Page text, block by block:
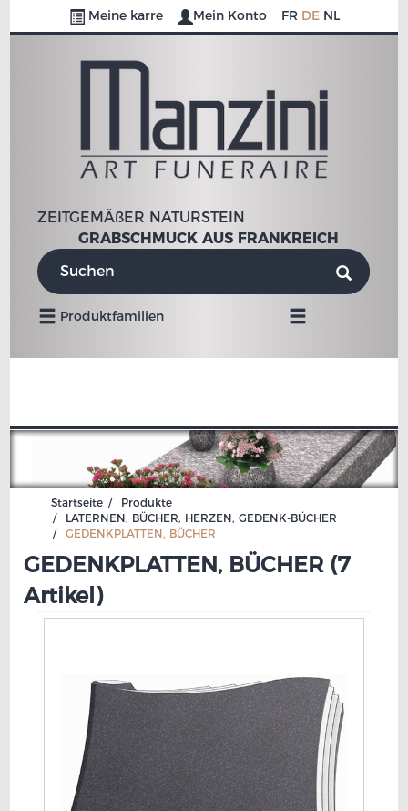
Meine karre Mein Konto FR DE NL
ZEITGEMÄßER NATURSTEIN
GRABSCHMUCK AUS FRANKREICH
Produktfamilien
Umschalten
Navigation
Startseite
Produkte
LATERNEN, BÜCHER, HERZEN, GEDENK-BÜCHER
GEDENKPLATTEN, BÜCHER
GEDENKPLATTEN, BÜCHER (7
Artikel)